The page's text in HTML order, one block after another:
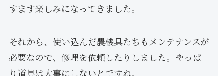
すます楽しみになってきました。
それから、使い込んだ農機具たちもメンテナンスが
必要なので、修理を依頼したりしました。やっぱ
り道具は大事にしないとですね。